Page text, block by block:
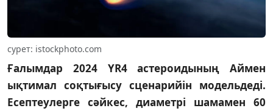
сурет: istockphoto.com
Ғалымдар 2024 YR4 астероидының Аймен
ықтимал соқтығысу сценарийін модельдеді.
Есептеулерге сәйкес, диаметрі шамамен 60